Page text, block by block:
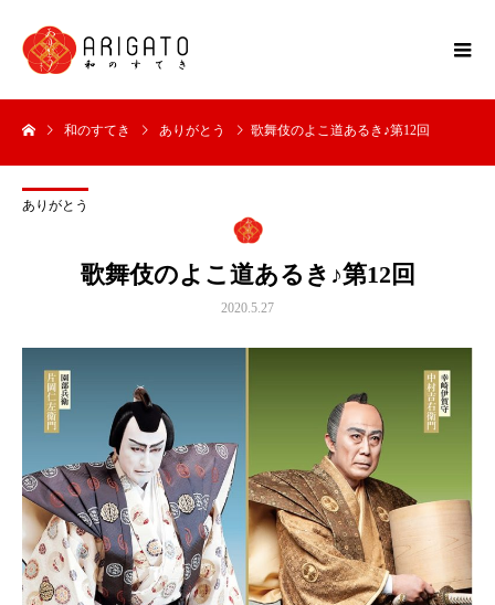
和のすてき ありがとう 歌舞伎のよこ道あるき♪第12回
ありがとう
歌舞伎のよこ道あるき♪第12回
2020.5.27